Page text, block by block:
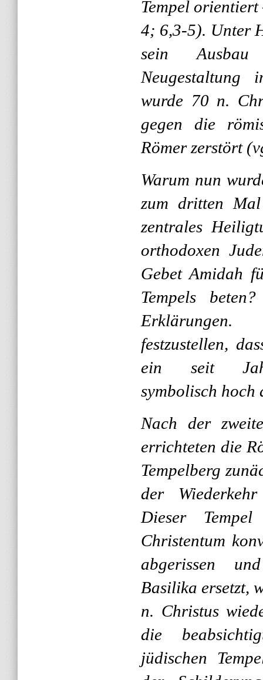
Tempel
4; 6,3-5). Unter
sein
Neugestaltung
wurde 70 n.
gegen die
Römer zerstört
Warum nun
zum dritten
zentrales
orthodoxen
Gebet Amidah
Tempels
festzustellen,
ein seit
symbolisch hoch
Nach der
errichteten die
Tempelberg
der
Dieser
Christentum
abgerissen
Basilika ersetzt,
n. Christus
die
jüdischen